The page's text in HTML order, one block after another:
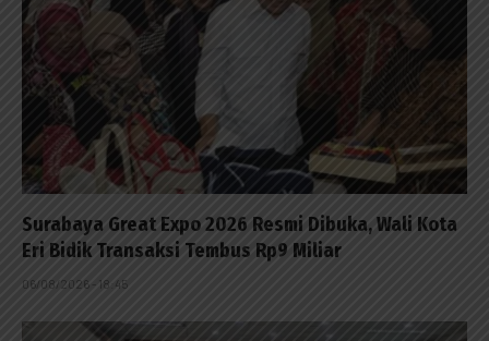
Surabaya Great Expo 2026 Resmi Dibuka, Wali Kota
Eri Bidik Transaksi Tembus Rp9 Miliar
06/08/2026 - 18:45